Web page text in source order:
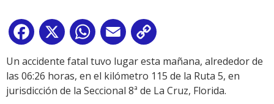
Facebook
X WhatsApp
Email
Link
Un accidente fatal tuvo lugar esta mañana, alrededor de
las 06:26 horas, en el kilómetro 115 de la Ruta 5, en
jurisdicción de la Seccional 8ª de La Cruz, Florida.